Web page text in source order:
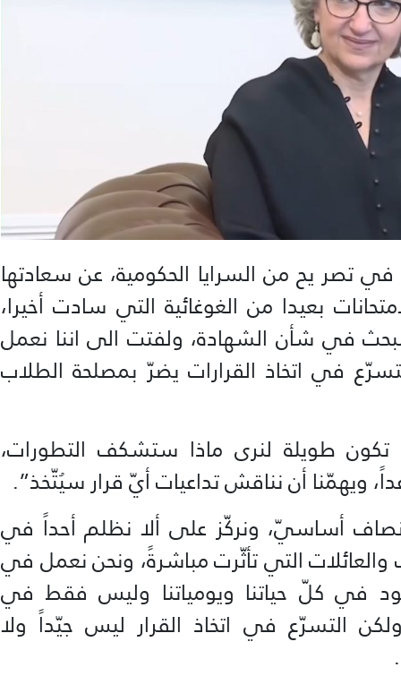
في تصر يح من السرايا الحكومية، عن سعادتها
بعيدا من الغوغائية التي سادت أخيرا،
في شأن الشهادة، ولفتت الى اننا نعمل
في اتخاذ القرارات يضرّ بمصلحة الطلاب
تكون طويلة لنرى ماذا ستشكف التطورات،
ويهمّنا أن نناقش تداعيات أيّ قرار سيُتّخذ”.
أساسيّ، ونركّز على ألا نظلم أحداً في
والعائلات التي تأثّرت مباشرةً، ونحن نعمل في
في كلّ حياتنا ويومياتنا وليس فقط في
التسرّع في اتخاذ القرار ليس جيّداً ولا